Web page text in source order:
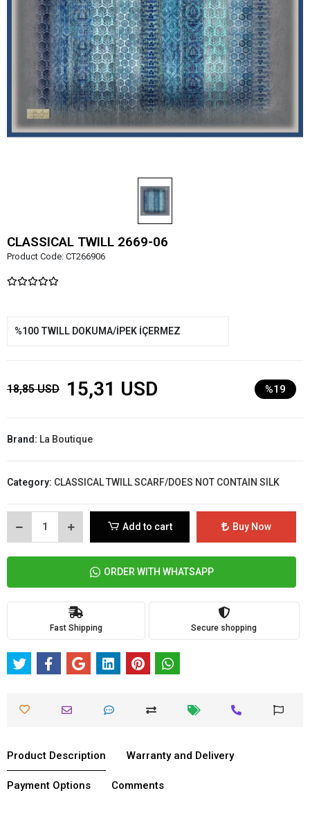
CLASSICAL TWILL 2669-06
Product Code: CT266906
%100 TWILL DOKUMA/İPEK İÇERMEZ
18,85 USD 15,31 USD %19
Brand: La Boutique
Category: CLASSICAL TWILL SCARF/DOES NOT CONTAIN SILK
Add to cart Buy Now
ORDER WITH WHATSAPP
Fast Shipping Secure shopping
Product Description Warranty and Delivery
Payment Options Comments